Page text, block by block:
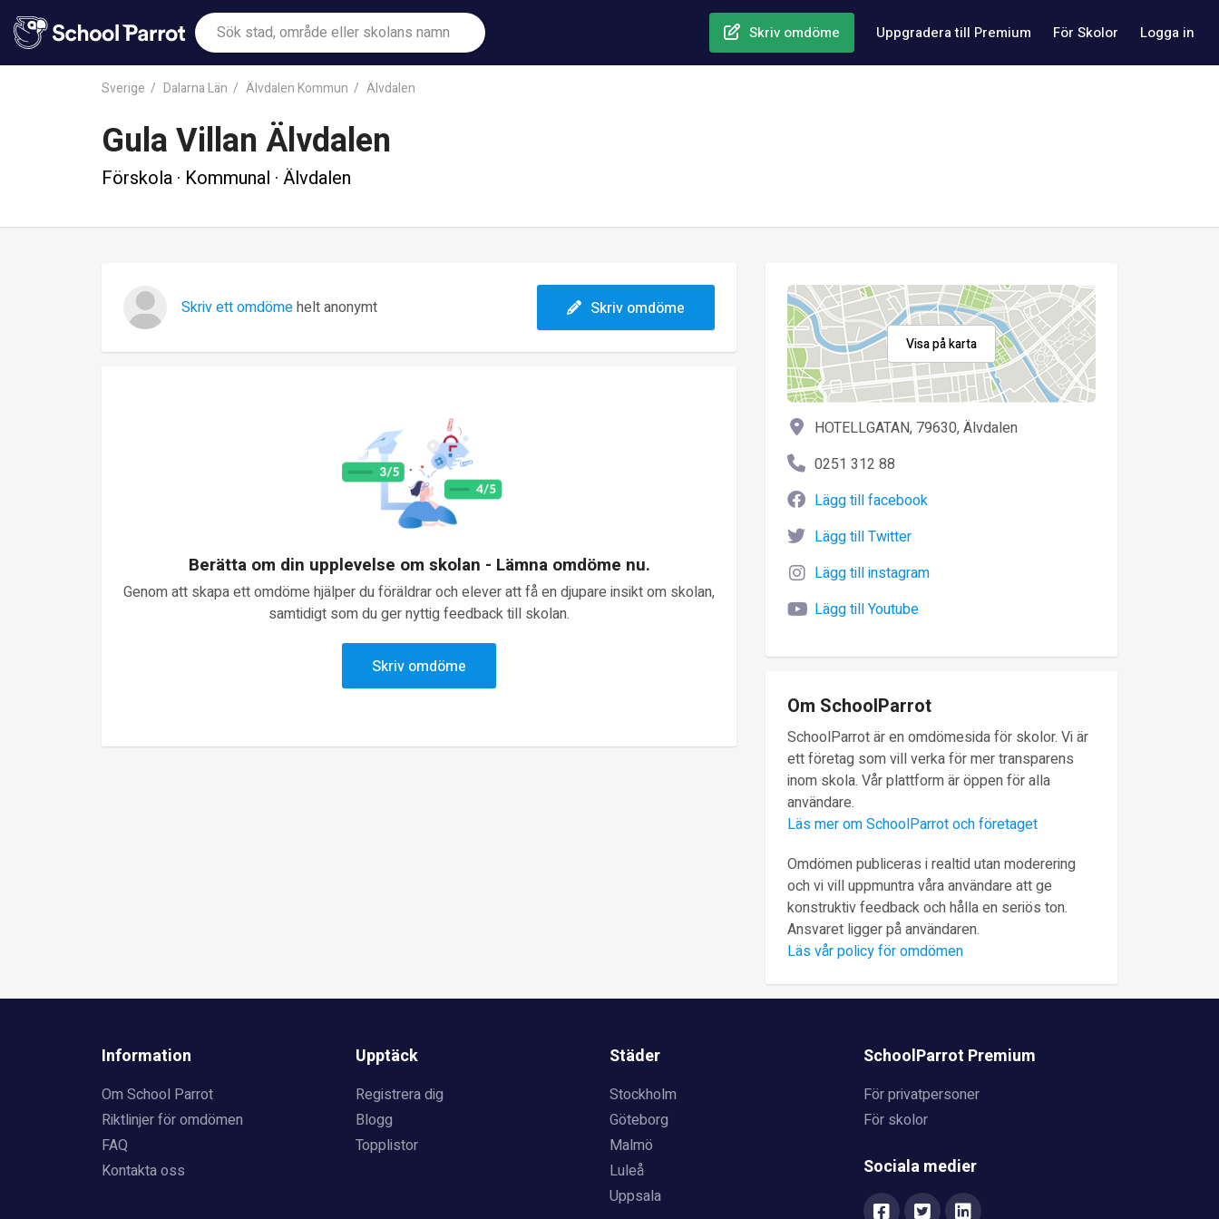
Skriv omdöme Uppgradera till Premium För Skolor Logga in
Sverige Dalarna Län Älvdalen Kommun Älvdalen
Gula Villan Älvdalen
Förskola · Kommunal · Älvdalen
Skriv ett omdömehelt anonymt Skriv omdöme
Berätta om din upplevelse om skolan - Lämna omdöme nu.
Genom att skapa ett omdöme hjälper du föräldrar och elever att få en djupare insikt om skolan,
samtidigt som du ger nyttig feedback till skolan.
Skriv omdöme
Visa på karta
HOTELLGATAN, 79630, Älvdalen
0251 312 88
Lägg till facebook
Lägg till Twitter
Lägg till instagram
Lägg till Youtube
Om SchoolParrot
SchoolParrot är en omdömesida för skolor. Vi är
ett företag som vill verka för mer transparens
inom skola. Vår plattform är öppen för alla
användare.
Läs mer om SchoolParrot och företaget
Omdömen publiceras i realtid utan moderering
och vi vill uppmuntra våra användare att ge
konstruktiv feedback och hålla en seriös ton.
Ansvaret ligger på användaren.
Läs vår policy för omdömen
Information
Om School Parrot
Riktlinjer för omdömen
FAQ
Kontakta oss
Upptäck
Registrera dig
Blogg
Topplistor
Städer
Stockholm
Göteborg
Malmö
Luleå
Uppsala
SchoolParrot Premium
För privatpersoner
För skolor
Sociala medier